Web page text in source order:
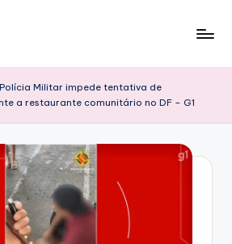
Polícia Militar impede tentativa de
a restaurante comunitário no DF – G1